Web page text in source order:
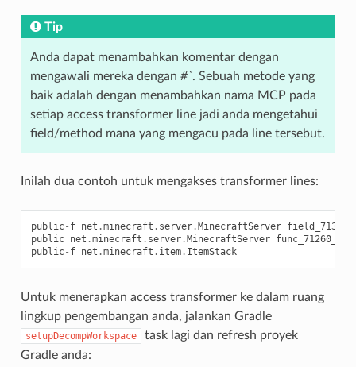
Tip
Anda dapat menambahkan komentar dengan
mengawali mereka dengan #`. Sebuah metode yang
baik adalah dengan menambahkan nama MCP pada
setiap access transformer line jadi anda mengetahui
field/method mana yang mengacu pada line tersebut.
Inilah dua contoh untuk mengakses transformer lines:
public- f net .minecraft . server. MinecraftServer
public net .minecraft . server. MinecraftServer func_71260_j
public- f net .minecraft . item. ItemStack
Untuk menerapkan access transformer ke dalam ruang
lingkup pengembangan anda, jalankan Gradle
setupDecompWorkspace
task lagi dan refresh proyek
Gradle anda: